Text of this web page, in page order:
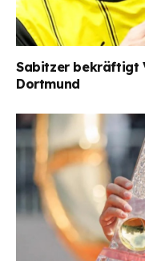
Sabitzer bekräftigt
Dortmund